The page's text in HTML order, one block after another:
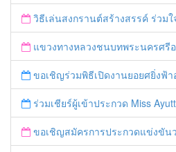
วิธีเล่นสงกรานต์สร้างสรรค์ ร่วม
แขวงทางหลวงชนบทพระนครศรีอยุธยา "ร่วมรณรงค์ ขับช้า เปิดไฟหน้า คาดเข็
ขอเชิญร่วมพิธีเปิดงานยอยศยิ่งฟ้าอ
ร่วมเชียร์ผู้เข้าประกวด Miss Ayutthaya ในวัน
ขอเชิญสมัครการประกวดแข่งขันวงดนตรี